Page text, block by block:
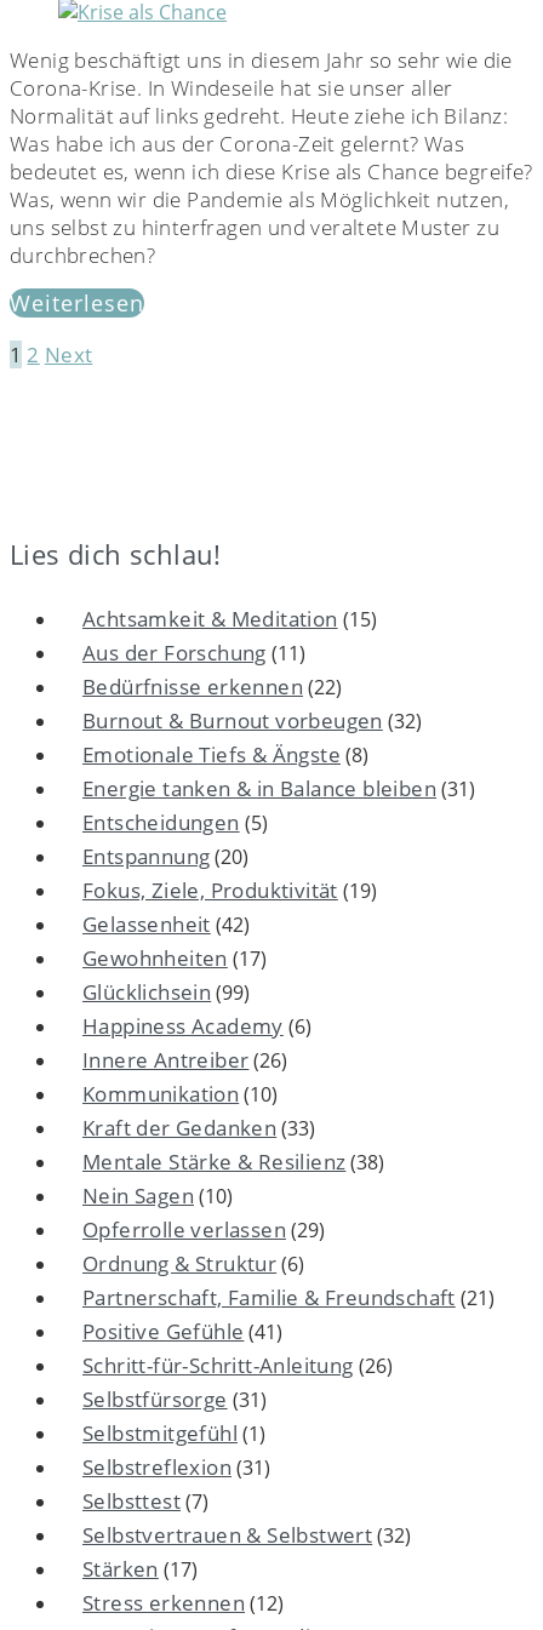
Wenig beschäftigt uns in diesem Jahr so sehr wie die
Corona-Krise. In Windeseile hat sie unser aller
Normalität auf links gedreht. Heute ziehe ich Bilanz:
Was habe ich aus der Corona-Zeit gelernt? Was
bedeutet es, wenn ich diese Krise als Chance begreife?
Was, wenn wir die Pandemie als Möglichkeit nutzen,
uns selbst zu hinterfragen und veraltete Muster zu
durchbrechen?
Weiterlesen
Seitennummerierung
1 2 Next
Lies dich schlau!
Achtsamkeit & Meditation (15)
Aus der Forschung (11)
Bedürfnisse erkennen (22)
Burnout & Burnout vorbeugen (32)
Emotionale Tiefs & Ängste (8)
Energie tanken & in Balance bleiben (31)
Entscheidungen (5)
Entspannung(20)
Fokus, Ziele, Produktivität (19)
Gelassenheit (42)
Gewohnheiten (17)
Glücklichsein (99)
Happiness Academy (6)
Innere Antreiber(26)
Kommunikation (10)
Kraft der Gedanken (33)
Mentale Stärke & Resilienz(38)
Nein Sagen (10)
Opferrolle verlassen (29)
Ordnung & Struktur(6)
Partnerschaft, Familie & Freundschaft (21)
Positive Gefühle (41)
Schritt-für-Schritt-Anleitung (26)
Selbstfürsorge (31)
Selbstmitgefühl (1)
Selbstreflexion (31)
Selbsttest(7)
Selbstvertrauen & Selbstwert(32)
Stärken (17)
Stress erkennen (12)